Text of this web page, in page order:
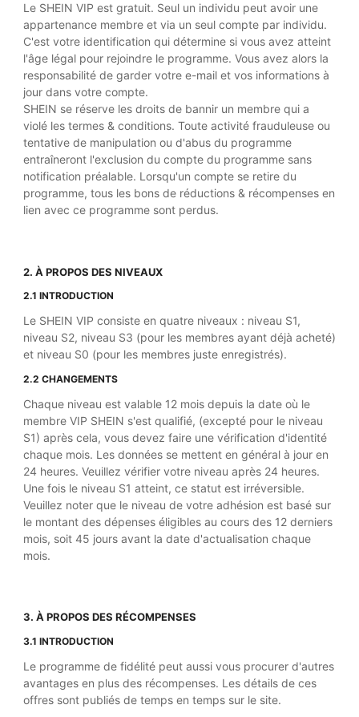
Le SHEIN VIP est gratuit. Seul un individu peut avoir une
appartenance membre et via un seul compte par individu.
C'est votre identification qui détermine si vous avez atteint
l'âge légal pour rejoindre le programme. Vous avez alors la
responsabilité de garder votre e-mail et vos informations à
jour dans votre compte.
SHEIN se réserve les droits de bannir un membre qui a
violé les termes & conditions. Toute activité frauduleuse ou
tentative de manipulation ou d'abus du programme
entraîneront l'exclusion du compte du programme sans
notification préalable. Lorsqu'un compte se retire du
programme, tous les bons de réductions & récompenses en
lien avec ce programme sont perdus.
2. À PROPOS DES NIVEAUX
2.1 INTRODUCTION
Le SHEIN VIP consiste en quatre niveaux : niveau S1,
niveau S2, niveau S3 (pour les membres ayant déjà acheté)
et niveau S0 (pour les membres juste enregistrés).
2.2 CHANGEMENTS
Chaque niveau est valable 12 mois depuis la date où le
membre VIP SHEIN s'est qualifié, (excepté pour le niveau
S1) après cela, vous devez faire une vérification d'identité
chaque mois. Les données se mettent en général à jour en
24 heures. Veuillez vérifier votre niveau après 24 heures.
Une fois le niveau S1 atteint, ce statut est irréversible.
Veuillez noter que le niveau de votre adhésion est basé sur
le montant des dépenses éligibles au cours des 12 derniers
mois, soit 45 jours avant la date d'actualisation chaque
mois.
3. À PROPOS DES RÉCOMPENSES
3.1 INTRODUCTION
Le programme de fidélité peut aussi vous procurer d'autres
avantages en plus des récompenses. Les détails de ces
offres sont publiés de temps en temps sur le site.